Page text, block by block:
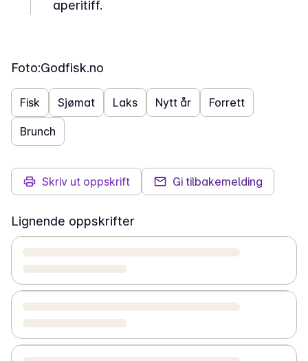
aperitiff.
Foto:Godfisk.no
Fisk Sjømat Laks Nytt år Forrett
Brunch
Skriv ut oppskrift Gi tilbakemelding
Lignende oppskrifter